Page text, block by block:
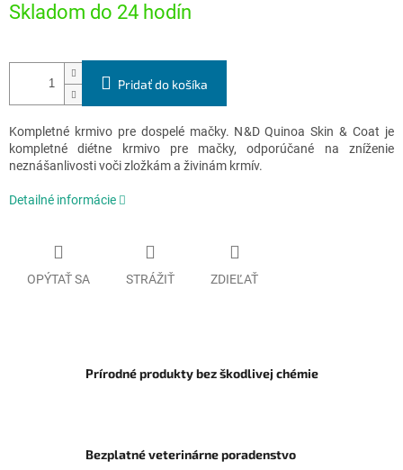
cena:
Skladom do 24 hodín
Pridať do košíka
Kompletné krmivo pre dospelé mačky. N&D Quinoa Skin & Coat je
kompletné diétne krmivo pre mačky, odporúčané na zníženie
neznášanlivosti voči zložkám a živinám krmív.
Detailné informácie
OPÝTAŤ SA STRÁŽIŤ ZDIEĽAŤ
Prírodné produkty bez škodlivej chémie
Bezplatné veterinárne poradenstvo